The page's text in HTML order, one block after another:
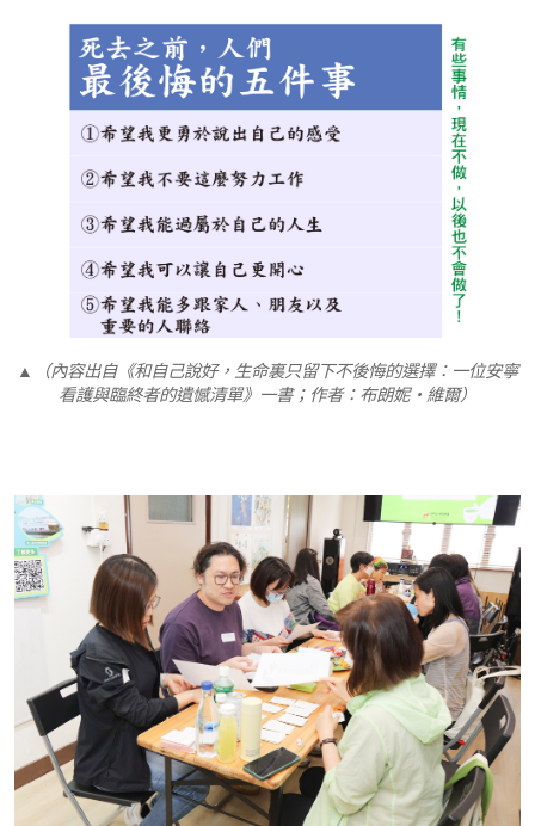
▲（內容出自《和自己說好，生命裏只留下不後悔的選擇：一位安寧
看護與臨終者的遺憾清單》一書；作者：布朗妮‧維爾）